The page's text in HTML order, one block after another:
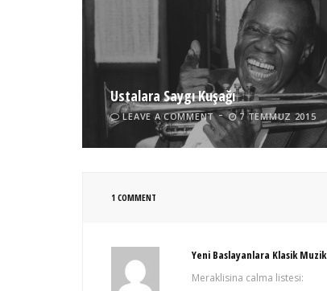
Ustalara Saygı Kuşağı
LEAVE A COMMENT 7 TEMMUZ 2015
1 COMMENT
Yeni Baslayanlara Klasik Muzik
Meraklisina calma listesi: